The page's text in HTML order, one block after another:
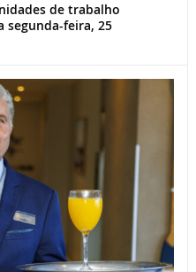
de trabalho
segunda-feira, 25